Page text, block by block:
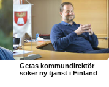
Getas kommundirektör
söker ny tjänst i Finland